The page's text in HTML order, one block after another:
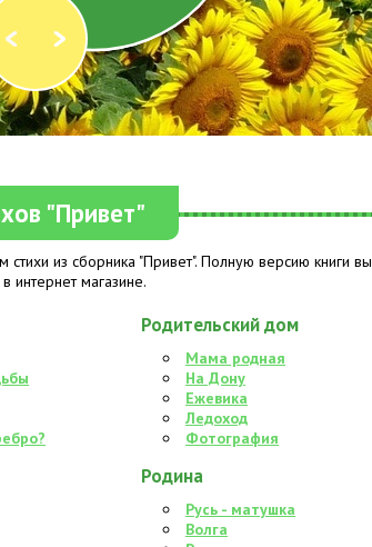
"Привет"
из сборника "Привет". Полную версию книги вы
интернет магазине.
Родительский дом
Мама родная
На Дону
Ежевика
Ледоход
Фотография
Родина
Русь - матушка
Волга